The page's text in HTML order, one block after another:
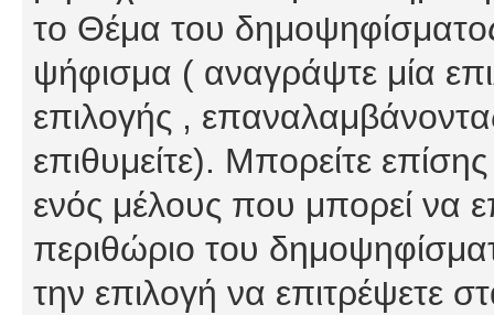
το Θέμα του
ψήφισμα ( αναγράψτε μία
επιλογής ,
επιθυμείτε). Μπορείτε
ενός μέλους που μπορεί να
περιθώριο του
την επιλογή να επιτρέψετε